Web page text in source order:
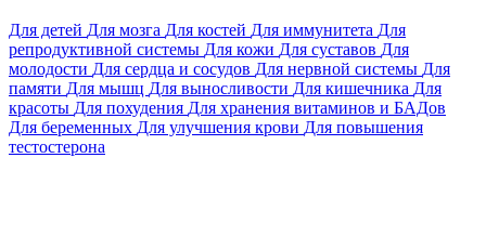
Для детей Для мозга Для костей Для иммунитета Для
репродуктивной системы Для кожи Для суставов Для
молодости Для сердца и сосудов Для нервной системы Для
памяти Для мышц Для выносливости Для кишечника Для
красоты Для похудения Для хранения витаминов и БАДов
Для беременных Для улучшения крови Для повышения
тестостерона